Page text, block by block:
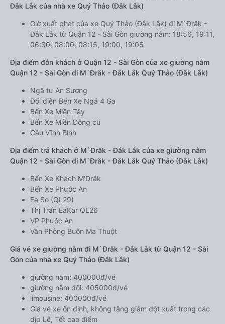
Đắk Lắk của nhà xe Quý Thảo (Đắk Lắk)
Giờ xuất phát của xe Quý Thảo (Đắk Lắk) đi M`Đrăk -
Đắk Lắk từ Quận 12 - Sài Gòn giường nằm: 18:56, 19:11,
06:30, 08:00, 08:15, 19:00, 19:05
Địa điểm đón khách ở Quận 12 - Sài Gòn của xe giường nằm
Quận 12 - Sài Gòn đi M`Đrăk - Đắk Lắk Quý Thảo (Đắk Lắk)
Ngã tư An Sương
Đối diện Bến Xe Ngã 4 Ga
Bến Xe Miền Tây
Bến Xe Miền Đông cũ
Cầu Vĩnh Bình
Địa điểm trả khách ở M`Đrăk - Đắk Lắk của xe giường nằm
Quận 12 - Sài Gòn đi M`Đrăk - Đắk Lắk Quý Thảo (Đắk Lắk)
Bến Xe Khách M'Drắk
Bến Xe Phước An
Ea So (QL29)
Thị Trấn EaKar QL26
VP Phước An
Văn Phòng Buôn Ma Thuột
Giá vé xe giường nằm đi M`Đrăk - Đắk Lắk từ Quận 12 - Sài
Gòn của nhà xe Quý Thảo (Đắk Lắk)
giường nằm: 400000đ/vé
giường nằm đôi: 405000đ/vé
limousine: 400000đ/vé
Giá vé xe ổn định, không tăng giảm đột xuất trong các
dịp Lễ, Tết cao điểm